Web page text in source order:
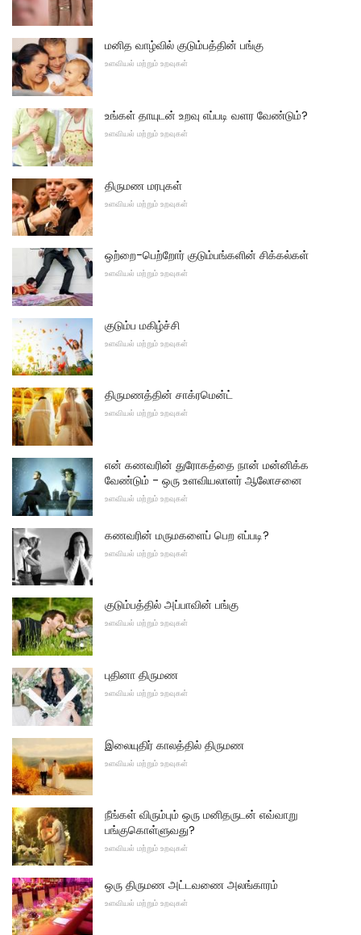
மனித வாழ்வில் குடும்பத்தின் பங்கு
உளவியல் மற்றும் உறவுகள்
உங்கள் தாயுடன் உறவு எப்படி வளர வேண்டும்?
உளவியல் மற்றும் உறவுகள்
திருமண மரபுகள்
உளவியல் மற்றும் உறவுகள்
ஒற்றை-பெற்றோர் குடும்பங்களின் சிக்கல்கள்
உளவியல் மற்றும் உறவுகள்
குடும்ப மகிழ்ச்சி
உளவியல் மற்றும் உறவுகள்
திருமணத்தின் சாக்ரமென்ட்
உளவியல் மற்றும் உறவுகள்
என் கணவரின் துரோகத்தை நான் மன்னிக்க
வேண்டும் - ஒரு உளவியலாளர் ஆலோசனை
உளவியல் மற்றும் உறவுகள்
கணவரின் மருமகளைப் பெற எப்படி?
உளவியல் மற்றும் உறவுகள்
குடும்பத்தில் அப்பாவின் பங்கு
உளவியல் மற்றும் உறவுகள்
புதினா திருமண
உளவியல் மற்றும் உறவுகள்
இலையுதிர் காலத்தில் திருமண
உளவியல் மற்றும் உறவுகள்
நீங்கள் விரும்பும் ஒரு மனிதருடன் எவ்வாறு
பங்குகொள்ளுவது?
உளவியல் மற்றும் உறவுகள்
ஒரு திருமண அட்டவணை அலங்காரம்
உளவியல் மற்றும் உறவுகள்